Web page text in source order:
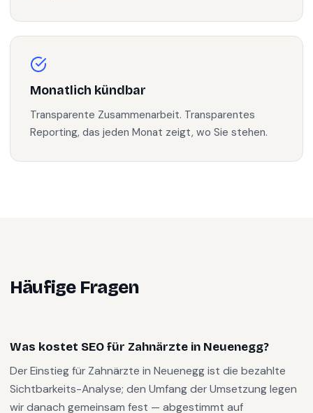
Monatlich kündbar
Transparente Zusammenarbeit. Transparentes
Reporting, das jeden Monat zeigt, wo Sie stehen.
Häufige Fragen
Was kostet SEO für Zahnärzte in Neuenegg?
Der Einstieg für Zahnärzte in Neuenegg ist die bezahlte
Sichtbarkeits-Analyse; den Umfang der Umsetzung legen
wir danach gemeinsam fest — abgestimmt auf